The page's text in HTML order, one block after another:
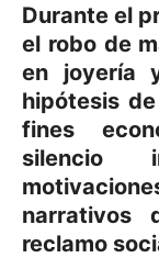
Durante el
el robo de
en joyería
hipótesis
fines
silencio
narrativos
reclamo